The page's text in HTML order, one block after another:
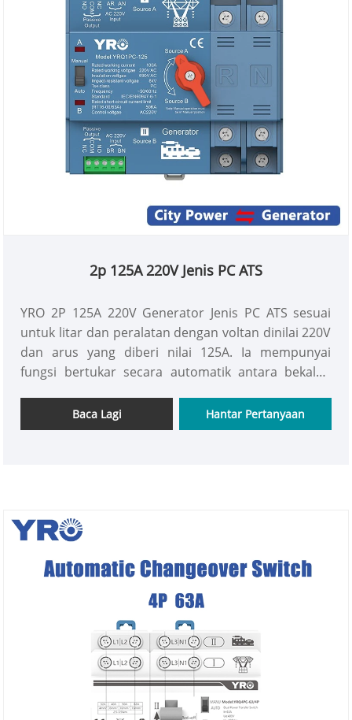
2p 125A 220V Jenis PC ATS
YRO 2P 125A 220V Generator Jenis PC ATS sesuai
untuk litar dan peralatan dengan voltan dinilai 220V
dan arus yang diberi nilai 125A. Ia mempunyai
fungsi bertukar secara automatik antara bekalan
memastikan kesinambungan dan kebolehpercayaan
bekalan kuasa. Ia mempunyai aplikasi penting dalam
Baca Lagi Hantar Pertanyaan